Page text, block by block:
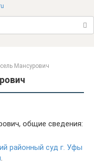
Мансурович
общие сведения:
районный суд г. Уфы